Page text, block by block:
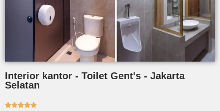
Interior kantor - Toilet Gent's - Jakarta
Selatan
